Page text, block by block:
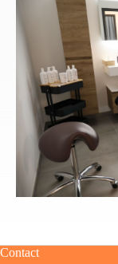
Contact